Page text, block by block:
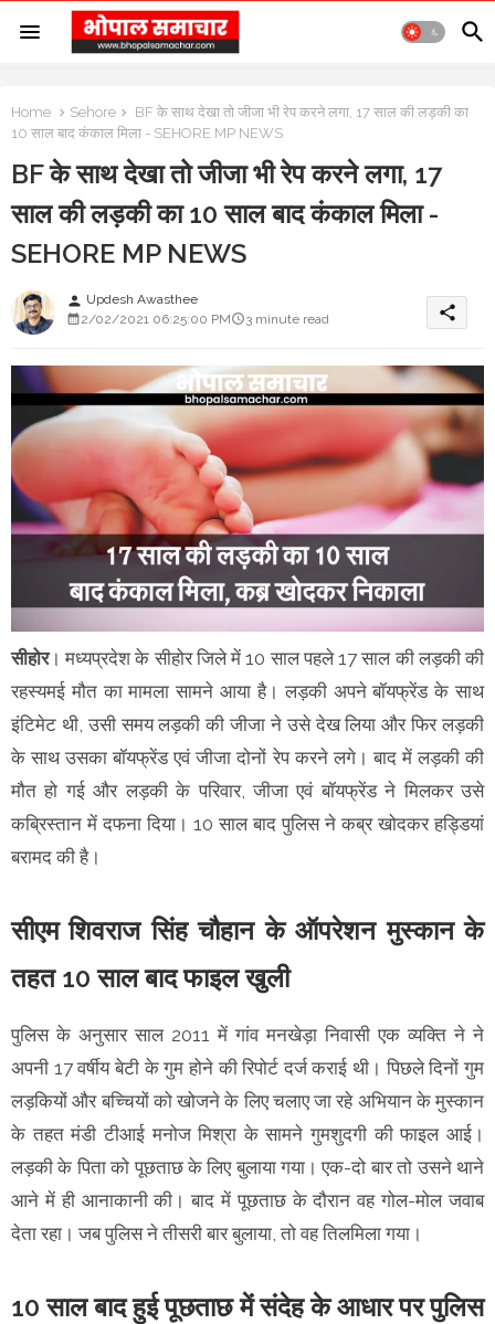
Home Sehore
BF के साथ देखा तो जीजा भी रेप करने लगा, 17 साल की लड़की का
10 साल बाद कंकाल मिला - SEHORE MP NEWS
BF के साथ देखा तो जीजा भी रेप करने लगा, 17
साल की लड़की का 10 साल बाद कंकाल मिला -
SEHORE MP NEWS
person Updesh Awasthee
2/02/2021 06:25:00 PM
3 minute read share
सीहोर। मध्यप्रदेश के सीहोर जिले में 10 साल पहले 17 साल की लड़की की
रहस्यमई मौत का मामला सामने आया है। लड़की अपने बॉयफ्रेंड के साथ
इंटिमेट थी, उसी समय लड़की की जीजा ने उसे देख लिया और फिर लड़की
के साथ उसका बॉयफ्रेंड एवं जीजा दोनों रेप करने लगे। बाद में लड़की की
मौत हो गई और लड़की के परिवार, जीजा एवं बॉयफ्रेंड ने मिलकर उसे
कब्रिस्तान में दफना दिया। 10 साल बाद पुलिस ने कब्र खोदकर हड्डियां
बरामद की है।
सीएम शिवराज सिंह चौहान के ऑपरेशन मुस्कान के
तहत 10 साल बाद फाइल खुली
पुलिस के अनुसार साल 2011 में गांव मनखेड़ा निवासी एक व्यक्ति ने ने
अपनी 17 वर्षीय बेटी के गुम होने की रिपोर्ट दर्ज कराई थी। पिछले दिनों गुम
लड़कियों और बच्चियों को खोजने के लिए चलाए जा रहे अभियान के मुस्कान
के तहत​​​​​ मंडी टीआई मनोज मिश्रा के सामने गुमशुदगी की फाइल आई।
लड़की के पिता को पूछताछ के लिए बुलाया गया। एक-दो बार तो उसने थाने
आने में ही आनाकानी की। बाद में पूछताछ के दौरान वह गोल-मोल जवाब
देता रहा। जब पुलिस ने तीसरी बार बुलाया, तो वह तिलमिला गया।
10 साल बाद हुई पूछताछ में संदेह के आधार पर पुलिस